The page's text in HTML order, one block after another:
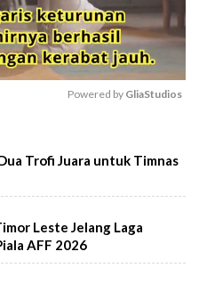
Powered by GliaStudios
Trofi Juara untuk Timnas
Leste Jelang Laga
AFF 2026